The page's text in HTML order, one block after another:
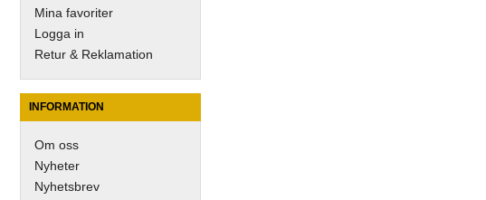
Mina favoriter
Logga in
Retur & Reklamation
INFORMATION
Om oss
Nyheter
Nyhetsbrev